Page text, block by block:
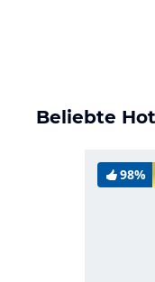
Beliebte
98%